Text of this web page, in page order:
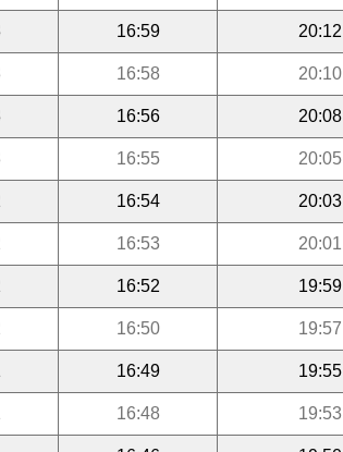
16:59 20:12
16:58 20:10
16:56 20:08
16:55 20:05
16:54 20:03
16:53 20:01
16:52 19:59
16:50 19:57
16:49 19:55
16:48 19:53